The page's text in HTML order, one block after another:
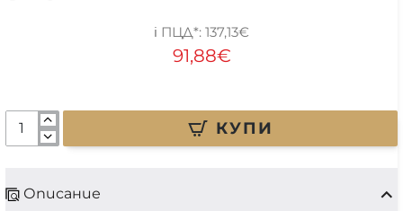
91,88€
137,13€
КУПИ
Описание